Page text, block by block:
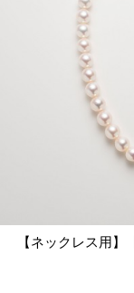
【ネックレス用